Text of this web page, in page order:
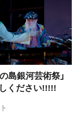
島銀河芸術祭」
ください!!!!!